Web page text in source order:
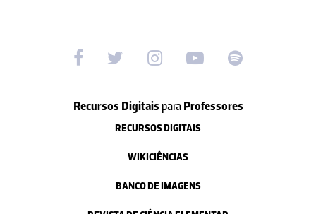
Recursos Digitais paraProfessores
RECURSOS DIGITAIS
WIKICIÊNCIAS
BANCO DE IMAGENS